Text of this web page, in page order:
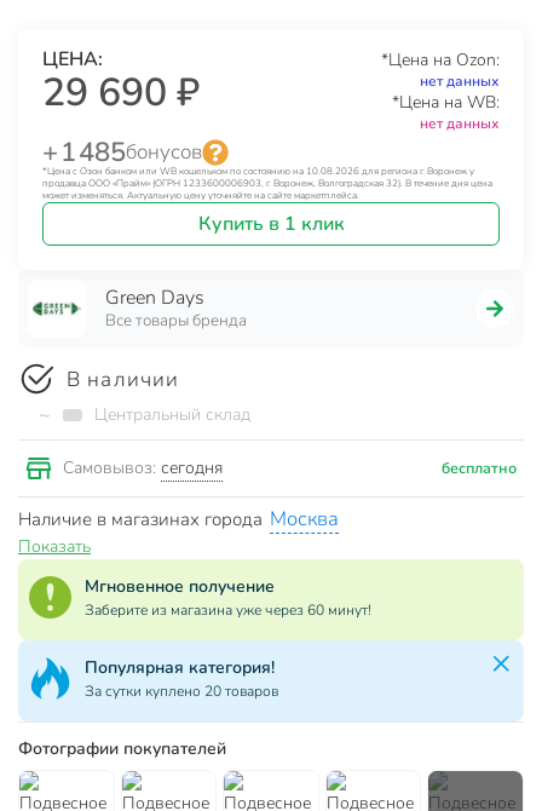
ЦЕНА:
29 690 ₽
*Цена на Ozon:
нет данных
*Цена на WB:
нет данных
+ 1 485бонусов
*Цена с Озон банком или WB кошельком по состоянию на 10.08.2026 для региона г. Воронеж у
продавца ООО «Прайм» (ОГРН 1233600006903, г. Воронеж, Волгоградская 32). В течение дня цена
может изменяться. Актуальную цену уточняйте на сайте маркетплейса.
Купить в 1 клик
Green Days
Все товары бренда
В наличии
~ Центральный склад
Самовывоз: сегодня бесплатно
Наличие в магазинах города Москва
Показать
Мгновенное получение
Заберите из магазина уже через 60 минут!
Популярная категория!
За сутки куплено 20 товаров
Фотографии покупателей